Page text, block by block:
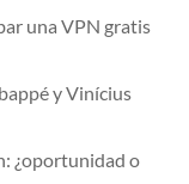
una VPN gratis
y Vinícius
¿oportunidad o